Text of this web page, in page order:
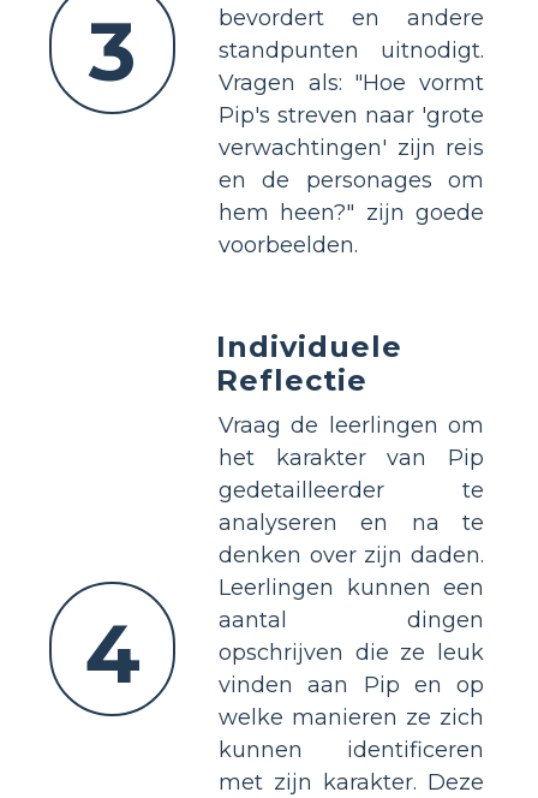
3
bevordert en andere
standpunten uitnodigt.
Vragen als: "Hoe vormt
Pip's streven naar 'grote
verwachtingen' zijn reis
en de personages om
hem heen?" zijn goede
voorbeelden.
4
Individuele
Reflectie
Vraag de leerlingen om
het karakter van Pip
gedetailleerder te
analyseren en na te
denken over zijn daden.
Leerlingen kunnen een
aantal dingen
opschrijven die ze leuk
vinden aan Pip en op
welke manieren ze zich
kunnen identificeren
met zijn karakter. Deze